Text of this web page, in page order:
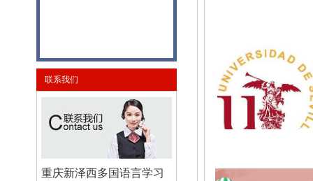
联系我们
重庆新泽西多国语言学习